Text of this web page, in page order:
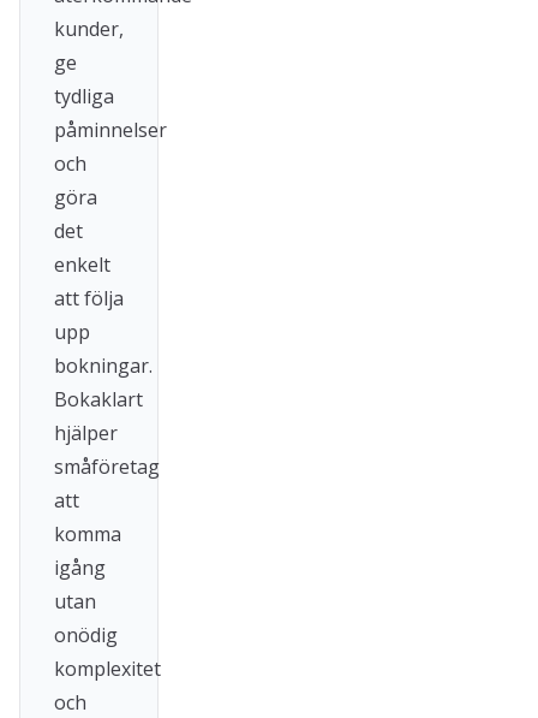
kunder,
ge
tydliga
påminnelser
och
göra
det
enkelt
att följa
upp
bokningar.
Bokaklart
hjälper
småföretag
att
komma
igång
utan
onödig
komplexitet
och